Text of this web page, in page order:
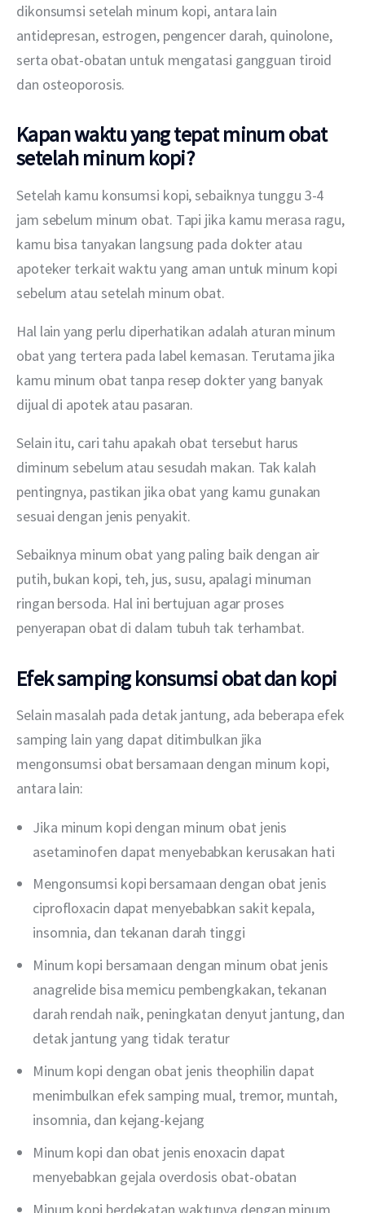
dikonsumsi setelah minum kopi, antara lain
antidepresan, estrogen, pengencer darah, quinolone,
serta obat-obatan untuk mengatasi gangguan tiroid
dan osteoporosis.
Kapan waktu yang tepat minum obat
setelah minum kopi?
Setelah kamu konsumsi kopi, sebaiknya tunggu 3-4
jam sebelum minum obat. Tapi jika kamu merasa ragu,
kamu bisa tanyakan langsung pada dokter atau
apoteker terkait waktu yang aman untuk minum kopi
sebelum atau setelah minum obat.
Hal lain yang perlu diperhatikan adalah aturan minum
obat yang tertera pada label kemasan. Terutama jika
kamu minum obat tanpa resep dokter yang banyak
dijual di apotek atau pasaran.
Selain itu, cari tahu apakah obat tersebut harus
diminum sebelum atau sesudah makan. Tak kalah
pentingnya, pastikan jika obat yang kamu gunakan
sesuai dengan jenis penyakit.
Sebaiknya minum obat yang paling baik dengan air
putih, bukan kopi, teh, jus, susu, apalagi minuman
ringan bersoda. Hal ini bertujuan agar proses
penyerapan obat di dalam tubuh tak terhambat.
Efek samping konsumsi obat dan kopi
Selain masalah pada detak jantung, ada beberapa efek
samping lain yang dapat ditimbulkan jika
mengonsumsi obat bersamaan dengan minum kopi,
antara lain:
Jika minum kopi dengan minum obat jenis
asetaminofen dapat menyebabkan kerusakan hati
Mengonsumsi kopi bersamaan dengan obat jenis
ciprofloxacin dapat menyebabkan sakit kepala,
insomnia, dan tekanan darah tinggi
Minum kopi bersamaan dengan minum obat jenis
anagrelide bisa memicu pembengkakan, tekanan
darah rendah naik, peningkatan denyut jantung, dan
detak jantung yang tidak teratur
Minum kopi dengan obat jenis theophilin dapat
menimbulkan efek samping mual, tremor, muntah,
insomnia, dan kejang-kejang
Minum kopi dan obat jenis enoxacin dapat
menyebabkan gejala overdosis obat-obatan